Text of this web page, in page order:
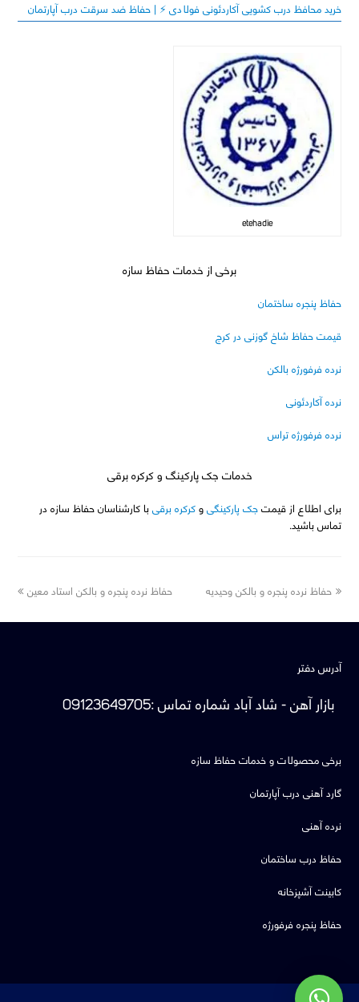
خرید محافظ درب کشویی آکاردئونی فولادی ⚡️ | حفاظ ضد سرقت درب آپارتمان
etehadie
برخی از خدمات حفاظ سازه
حفاظ پنجره ساختمان
قیمت حفاظ شاخ گوزنی در کرج
نرده فرفورژه بالکن
نرده آکاردئونی
نرده فرفورژه تراس
خدمات جک پارکینگ و کرکره برقی
برای اطلاع از قیمتجک پارکینگیوکرکره برقی با کارشناسان حفاظ سازه در
تماس باشید.
previous
حفاظ نرده پنجره و بالکن وحیدیه
next
حفاظ نرده پنجره و بالکن استاد معین
آدرس دفتر
بازار آهن - شاد آبادشماره تماس:
09123649705
برخی محصولات و خدمات حفاظ سازه
گارد آهنی درب آپارتمان
نرده آهنی
حفاظ درب ساختمان
کابینت آشپزخانه
حفاظ پنجره فرفورژه